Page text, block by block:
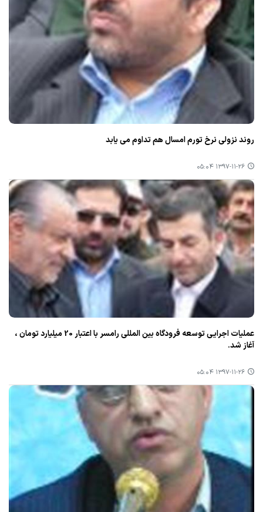
روند نزولی نرخ تورم امسال هم تداوم می یابد
۱۳۹۷-۱۱-۲۶ ۰۵:۰۴
عملیات اجرایی توسعه فرودگاه بین المللی رامسر با اعتبار 20 میلیارد تومان ،
آغاز شد.
۱۳۹۷-۱۱-۲۶ ۰۵:۰۴